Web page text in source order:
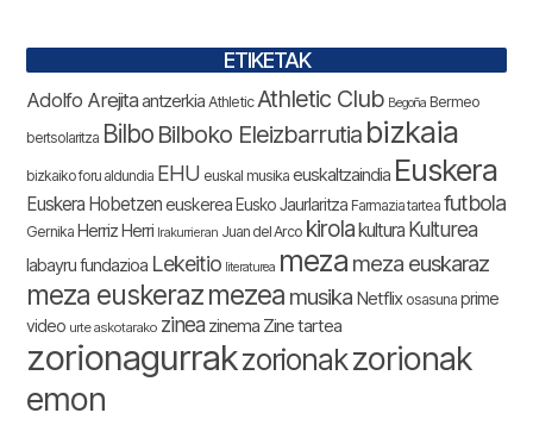
ETIKETAK
Adolfo Arejitaantzerkia Athletic Athletic Club Begoña Bermeo
bertsolaritza Bilbo Bilboko Eleizbarrutia bizkaia
bizkaiko foru aldundia EHU euskal musika euskaltzaindia Euskera
Euskera Hobetzeneuskerea Eusko Jaurlaritza Farmazia tartea futbola
Gernika Herriz Herri Irakurrieran Juan del Arco kirolakultura Kulturea
labayru fundazioa Lekeitio literaturea meza meza euskaraz
meza euskerazmezea musika Netflix osasuna prime
video urte askotarako zinea zinema Zine tartea
zorionagurrakzorionakzorionak
emon